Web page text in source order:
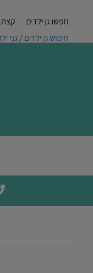
חפשו גן ילדים קצת
חיפוש גן ילדים / גני